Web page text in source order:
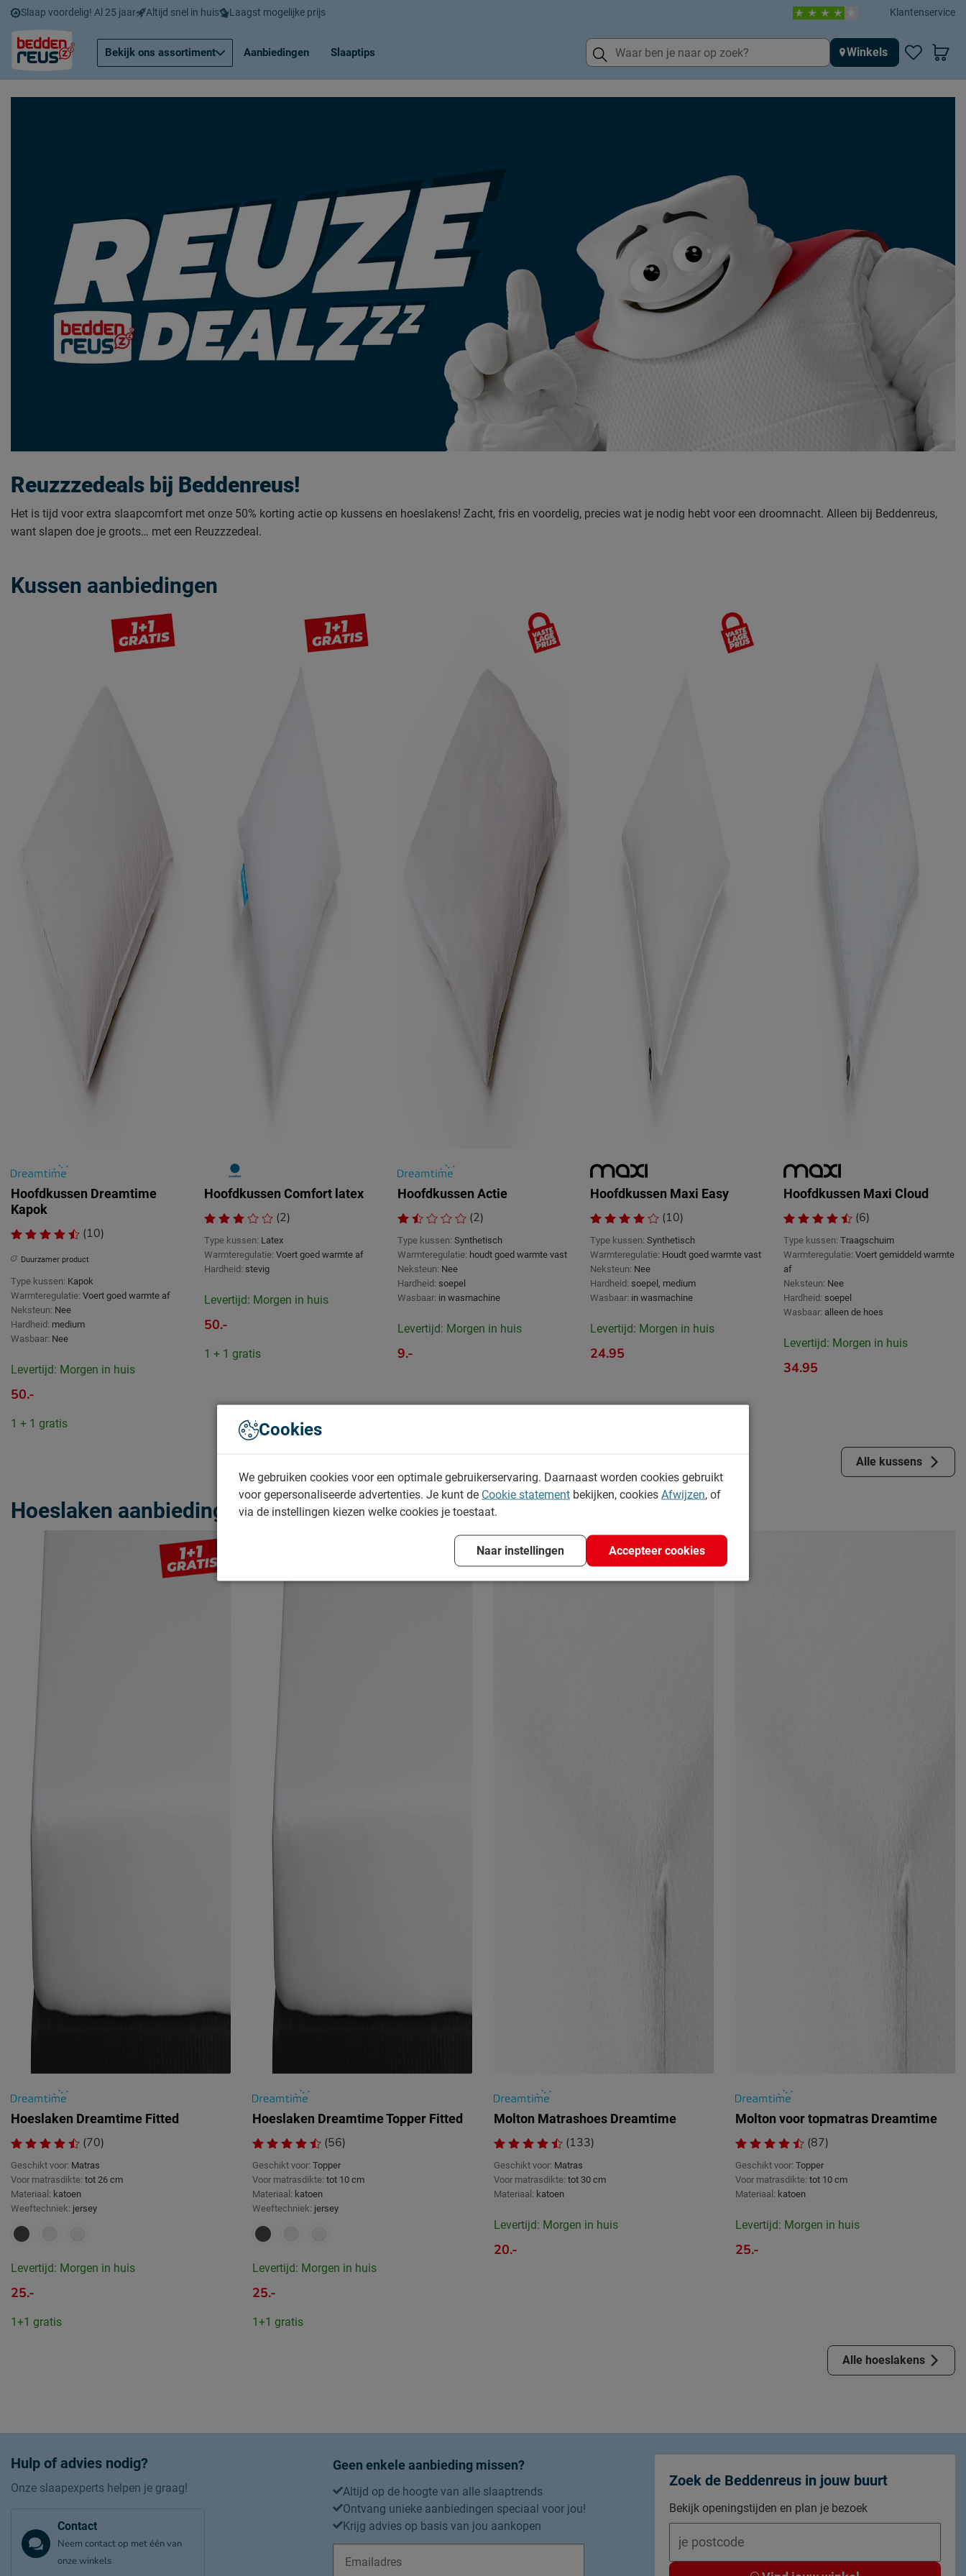
Slaap voordelig! Al 25 jaar Altijd snel in huis Laagst mogelijke prijs Klantenservice
Bekijk ons assortiment Aanbiedingen Slaaptips Winkels
Reuzzzedeals bij Beddenreus!
Het is tijd voor extra slaapcomfort met onze 50% korting actie op kussens en hoeslakens! Zacht, fris en voordelig, precies wat je nodig hebt voor een droomnacht. Alleen bij Beddenreus,
want slapen doe je groots… met een Reuzzzedeal.
Kussen aanbiedingen
Hoofdkussen Dreamtime
Kapok
(10)
Duurzamer product
Type kussen: Kapok
Warmteregulatie: Voert goed warmte af
Neksteun: Nee
Hardheid: medium
Wasbaar: Nee
Levertijd: Morgen in huis
50.-
1 + 1 gratis
Hoofdkussen Comfort latex
(2)
Type kussen: Latex
Warmteregulatie: Voert goed warmte af
Hardheid: stevig
Levertijd: Morgen in huis
50.-
1 + 1 gratis
Hoofdkussen Actie
(2)
Type kussen: Synthetisch
Warmteregulatie: houdt goed warmte vast
Neksteun: Nee
Hardheid: soepel
Wasbaar: in wasmachine
Levertijd: Morgen in huis
9.-
Hoofdkussen Maxi Easy
(10)
Type kussen: Synthetisch
Warmteregulatie: Houdt goed warmte vast
Neksteun: Nee
Hardheid: soepel, medium
Wasbaar: in wasmachine
Levertijd: Morgen in huis
24.95
Hoofdkussen Maxi Cloud
(6)
Type kussen: Traagschuim
Warmteregulatie: Voert gemiddeld warmte
af
Neksteun: Nee
Hardheid: soepel
Wasbaar: alleen de hoes
Levertijd: Morgen in huis
34.95
Alle kussens
Hoeslaken aanbiedingen
Hoeslaken Dreamtime Fitted
(70)
Geschikt voor: Matras
Voor matrasdikte: tot 26 cm
Materiaal: katoen
Weeftechniek: jersey
Levertijd: Morgen in huis
25.-
1+1 gratis
Hoeslaken Dreamtime Topper Fitted
(56)
Geschikt voor: Topper
Voor matrasdikte: tot 10 cm
Materiaal: katoen
Weeftechniek: jersey
Levertijd: Morgen in huis
25.-
1+1 gratis
Molton Matrashoes Dreamtime
(133)
Geschikt voor: Matras
Voor matrasdikte: tot 30 cm
Materiaal: katoen
Levertijd: Morgen in huis
20.-
Molton voor topmatras Dreamtime
(87)
Geschikt voor: Topper
Voor matrasdikte: tot 10 cm
Materiaal: katoen
Levertijd: Morgen in huis
25.-
Alle hoeslakens
Hulp of advies nodig?
Onze slaapexperts helpen je graag!
Contact
Neem contact op met één van
onze winkels
Geen enkele aanbieding missen?
Altijd op de hoogte van alle slaaptrends
Ontvang unieke aanbiedingen speciaal voor jou!
Krijg advies op basis van jou aankopen
Zoek de Beddenreus in jouw buurt
Bekijk openingstijden en plan je bezoek
Cookies
We gebruiken cookies voor een optimale gebruikerservaring. Daarnaast worden cookies gebruikt
voor gepersonaliseerde advertenties. Je kunt de Cookie statement bekijken, cookies Afwijzen, of
via de instellingen kiezen welke cookies je toestaat.
Naar instellingen Accepteer cookies